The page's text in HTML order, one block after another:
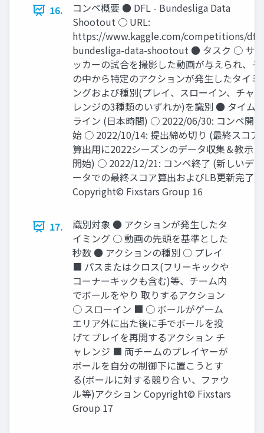
16.
コンペ概要 ● DFL - Bundesliga Data
Shootout ○ URL:
https://www.kaggle.com/competitions/dfl-
bundesliga-data-shootout ● タスク ○ サ
ッカーの試合を撮影した動画が与えられ、そ
の中から特定のアクションが発生したタイミ
ングおよび種別(プレイ、スローイン、チャ
レンジの3種類のいずれか)を識別 ● タイム
ライン (日本時間) ○ 2022/06/30: コンペ開
始 ○ 2022/10/14: 提出締め切り (最終スコア
算出用に2022シーズンのデータ収集＆教示
開始) ○ 2022/12/21: コンペ終了 (新しいデ
ータでの最終スコア算出およびLB更新完了)
Copyright© Fixstars Group 16
17.
識別対象 ● アクションが発生したタ
イミング ○ 動画の先頭を基準とした
秒数 ● アクションの種別 ○ プレイ
■ パスまたはクロス(フリーキックや
コーナーキックも含む)等、チーム内
でボールをやり 取りするアクション
○ スローイン ■ ○ ボールがゲーム
エリア外に出た後に手でボールを投
げてプレイを再開するアクション チ
ャレンジ ■ 両チームのプレイヤーが
ボールを自分の制御下に置こうとす
る(ボールに対する競り合 い、ファウ
ル等)アクション Copyright© Fixstars
Group 17